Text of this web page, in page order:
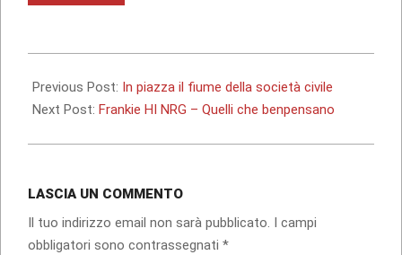
12-
06
Previous Post: In piazza il fiume della società civile
Next Post: Frankie HI NRG – Quelli che benpensano
LASCIA UN COMMENTO
Il tuo indirizzo email non sarà pubblicato. I campi
obbligatori sono contrassegnati *